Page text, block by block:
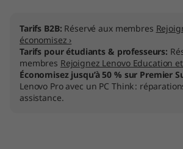
Tarifs B2B: Réservé aux membres
économisez ›
Tarifs pour étudiants & professeurs:
membres Rejoignez Lenovo Education
Économisez jusqu’à 50 % sur Premier
Lenovo Pro avec un PC Think :
assistance.